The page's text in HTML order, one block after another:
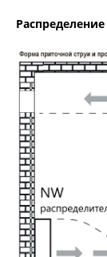
Распределение